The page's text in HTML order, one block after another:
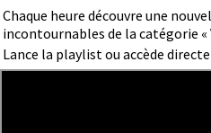
Chaque heure découvre une
incontournables de la catégorie «
Lance la playlist ou accède